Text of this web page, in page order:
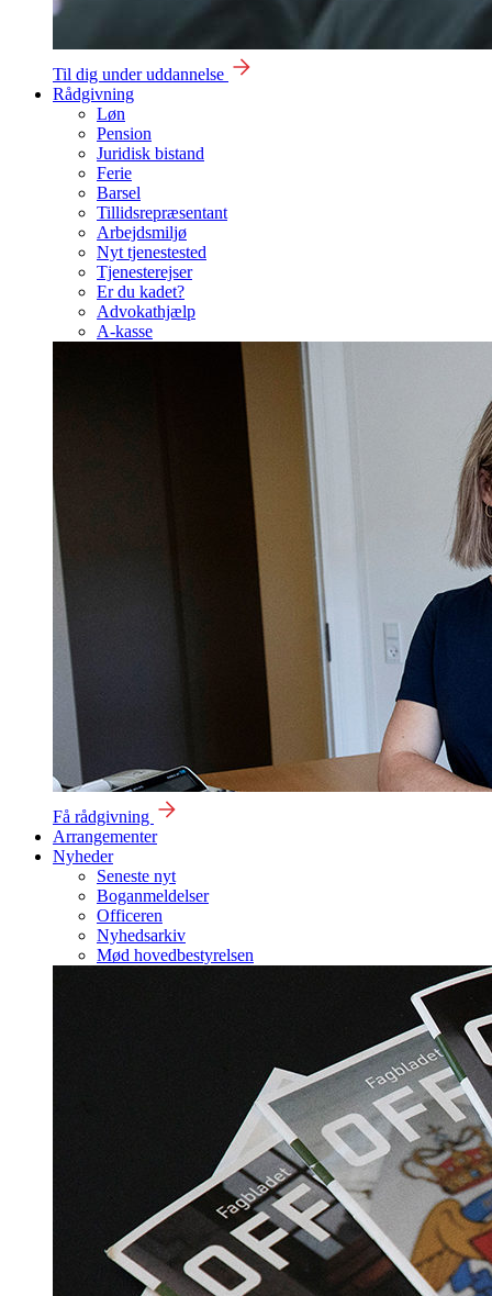
Til dig under uddannelse
Rådgivning
Løn
Pension
Juridisk bistand
Ferie
Barsel
Tillidsrepræsentant
Arbejdsmiljø
Nyt tjenestested
Tjenesterejser
Er du kadet?
Advokathjælp
A-kasse
Få rådgivning
Arrangementer
Nyheder
Seneste nyt
Boganmeldelser
Officeren
Nyhedsarkiv
Mød hovedbestyrelsen